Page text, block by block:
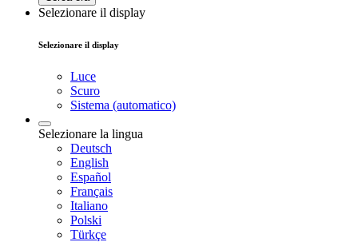
Selezionare il display
Selezionare il display
Luce
Scuro
Sistema (automatico)
Selezionare la lingua
Deutsch
English
Español
Français
Italiano
Polski
Türkçe